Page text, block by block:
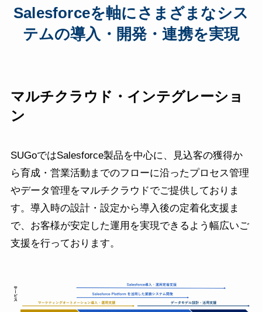
Salesforceを軸にさまざまなシス
テムの導入・開発・連携を実現
マルチクラウド・インテグレーショ
ン
SUGoではSalesforce製品を中心に、見込客の獲得か
ら育成・営業活動までのフローに沿ったプロセス管理
やデータ管理をマルチクラウドでご提供しておりま
す。導入時の設計・設定から導入後の定着化支援ま
で、お客様が安定した運用を実現できるよう幅広いご
支援を行っております。